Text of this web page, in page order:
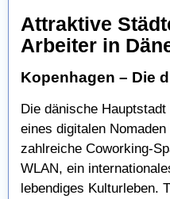
Attraktive
Arbeiter in
Kopenhagen – Die
Die dänische
eines digitalen
zahlreiche Coworking-
WLAN, ein
lebendiges Kulturleben.